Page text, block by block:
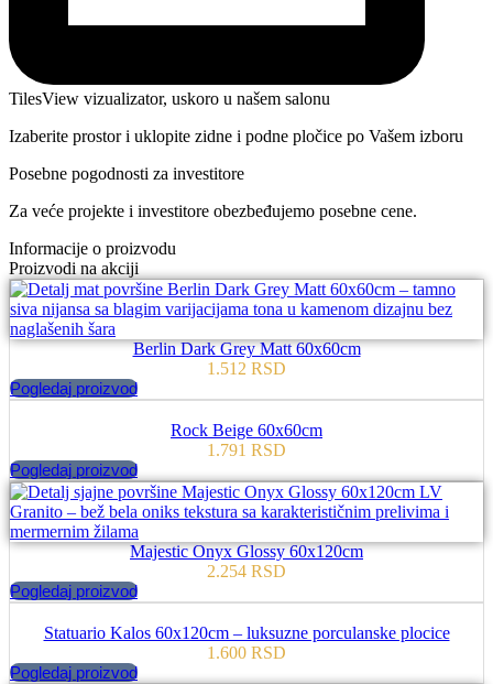
TilesView vizualizator, uskoro u našem salonu
Izaberite prostor i uklopite zidne i podne pločice po Vašem izboru
Posebne pogodnosti za investitore
Za veće projekte i investitore obezbeđujemo posebne cene.
Informacije o proizvodu
Proizvodi na akciji
Berlin Dark Grey Matt 60x60cm
1.512 RSD
Pogledaj proizvod
Rock Beige 60x60cm
1.791 RSD
Pogledaj proizvod
Majestic Onyx Glossy 60x120cm
2.254 RSD
Pogledaj proizvod
Statuario Kalos 60x120cm – luksuzne porculanske plocice
1.600 RSD
Pogledaj proizvod